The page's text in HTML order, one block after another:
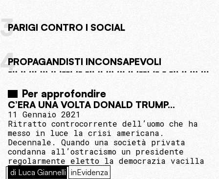
3PARIGI CONTRO I SOCIAL
4PROPAGANDISTI INCONSAPEVOLI
Per approfondire
C’ERA UNA VOLTA DONALD TRUMP…
11 Gennaio 2021
Ritratto controcorrente dell’uomo che ha
messo in luce la crisi americana.
Decennale. Quando una società privata
condanna all’ostracismo un presidente
regolarmente eletto la democrazia vacilla
di Luca Giannelli inEvidenza